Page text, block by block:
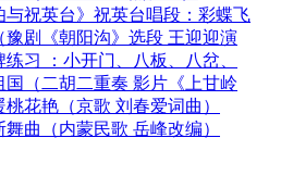
与祝英台》祝英台唱段：彩蝶飞
剧《朝阳沟》选段 王迎迎演
习 ：小开门、八板、八岔、
国（二胡二重奏 影片《上甘岭
花艳（京歌 刘春爱词曲）
曲（内蒙民歌 岳峰改编）